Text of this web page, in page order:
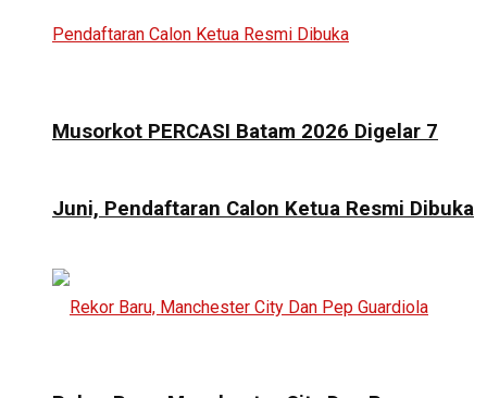
Musorkot PERCASI Batam 2026 Digelar 7
Juni, Pendaftaran Calon Ketua Resmi Dibuka